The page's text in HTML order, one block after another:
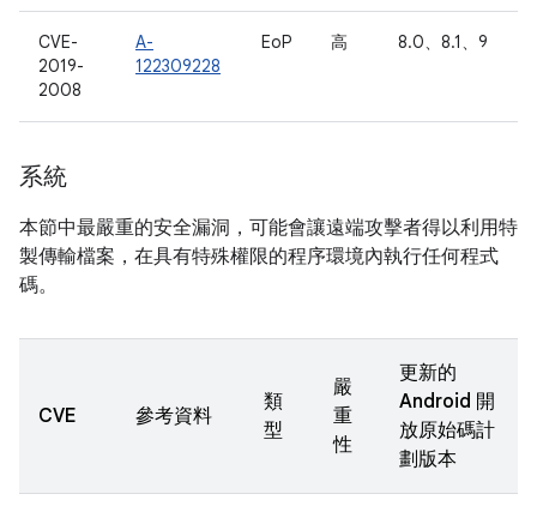
CVE-
2019-
2008
A-
122309228
EoP 高 8.0、8.1、9
系統
本節中最嚴重的安全漏洞，可能會讓遠端攻擊者得以利用特
製傳輸檔案，在具有特殊權限的程序環境內執行任何程式
碼。
CVE 參考資料
類
型
嚴
重
性
更新的
Android 開
放原始碼計
劃版本